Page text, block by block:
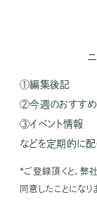
①編集後記
②今週のおすす
③イベント情報
などを定期的に配
*ご登録頂くと、弊
同意したことになり